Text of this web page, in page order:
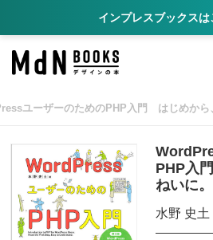
インプレスブックスは
ユーザーのためのPHP入門 はじめから
PHP入
ねいに
水野 史